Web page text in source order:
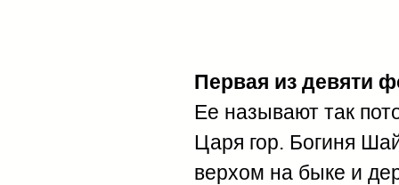
Первая из девяти
Ее называют так
Царя гор. Богиня
верхом на быке и